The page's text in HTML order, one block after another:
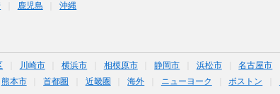
鹿児島 沖縄
川崎市 横浜市 相模原市 静岡市 浜松市 名古屋市
熊本市 首都圏 近畿圏 海外 ニューヨーク ボストン